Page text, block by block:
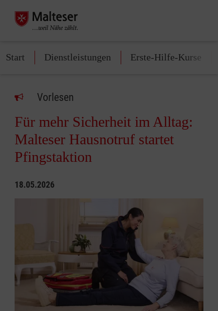
Start Dienstleistungen Erste-Hilfe-Kurse
Vorlesen
Für mehr Sicherheit im Alltag:
Malteser Hausnotruf startet
Pfingstaktion
18.05.2026